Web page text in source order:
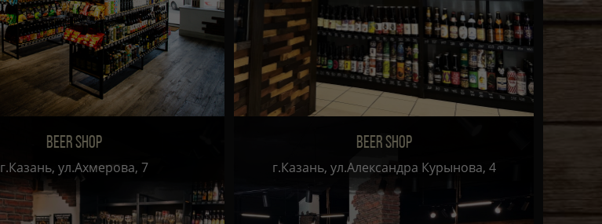
BEER SHOP
г.Казань, ул.Ахмерова, 7
BEER SHOP
г.Казань, ул.Александра Курынова, 4